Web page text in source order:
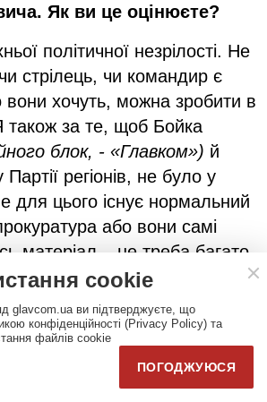
Як ви це оцінюєте?
політичної незрілості. Не
стрілець, чи командир є
вони хочуть, можна зробити в
також за те, щоб Бойка
блок, - «Главком») й
регіонів, не було у
для цього існує нормальний
або вони самі
матеріал – не треба багато,
факту порушення закону.
подайте клопотання
України, який, в
подання у Верховну
депутат скоїв певний
cookie
glavcom.ua ви підтверджуєте, що
конфіденційності (Privacy Policy) та
файлів cookie
ПОГОДЖУЮСЯ